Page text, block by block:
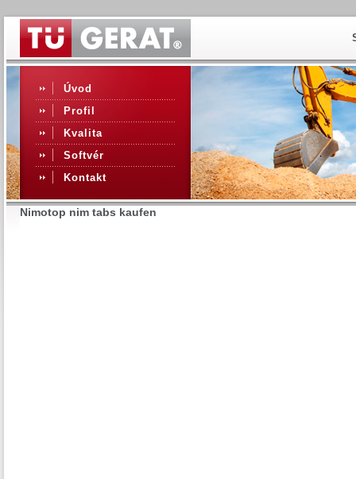
Úvod
Profil
Kvalita
Softvér
Kontakt
Nimotop nim tabs kaufen